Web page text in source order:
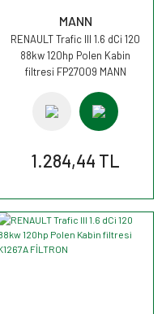
MANN
RENAULT Trafic III 1.6 dCi 120
88kw 120hp Polen Kabin
filtresi FP27009 MANN
1.284,44 TL